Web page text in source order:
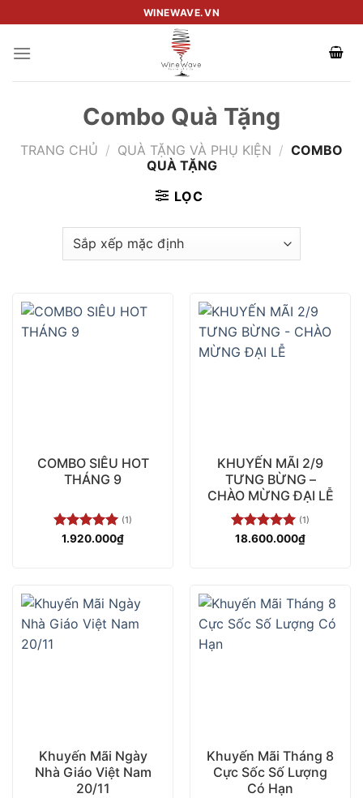
to
content
WINEWAVE.VN
Combo Quà Tặng
TRANG CHỦ / QUÀ TẶNG VÀ PHỤ KIỆN / COMBO
QUÀ TẶNG
LỌC
COMBO SIÊU HOT
THÁNG 9
Được xếp
(1)
1.920.000₫
KHUYẾN MÃI 2/9
TƯNG BỪNG –
CHÀO MỪNG ĐẠI LỄ
Được xếp
(1)
18.600.000₫
Khuyến Mãi Ngày
Nhà Giáo Việt Nam
20/11
Khuyến Mãi Tháng 8
Cực Sốc Số Lượng
Có Hạn